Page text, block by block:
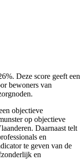
Deze score geeft een
bewoners van
objectieve
op objectieve
Daarnaast telt
en
te geven van de
en